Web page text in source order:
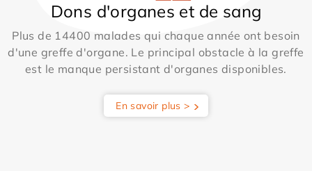
Dons d'organes et de sang
Plus de 14400 malades qui chaque année ont besoin
d'une greffe d'organe. Le principal obstacle à la greffe
est le manque persistant d'organes disponibles.
En savoir plus >